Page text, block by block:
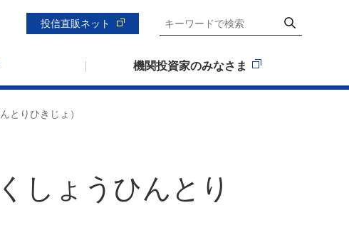
投信直販ネット
機関投資家のみなさま
とりひきじょ）
しょうひんとり